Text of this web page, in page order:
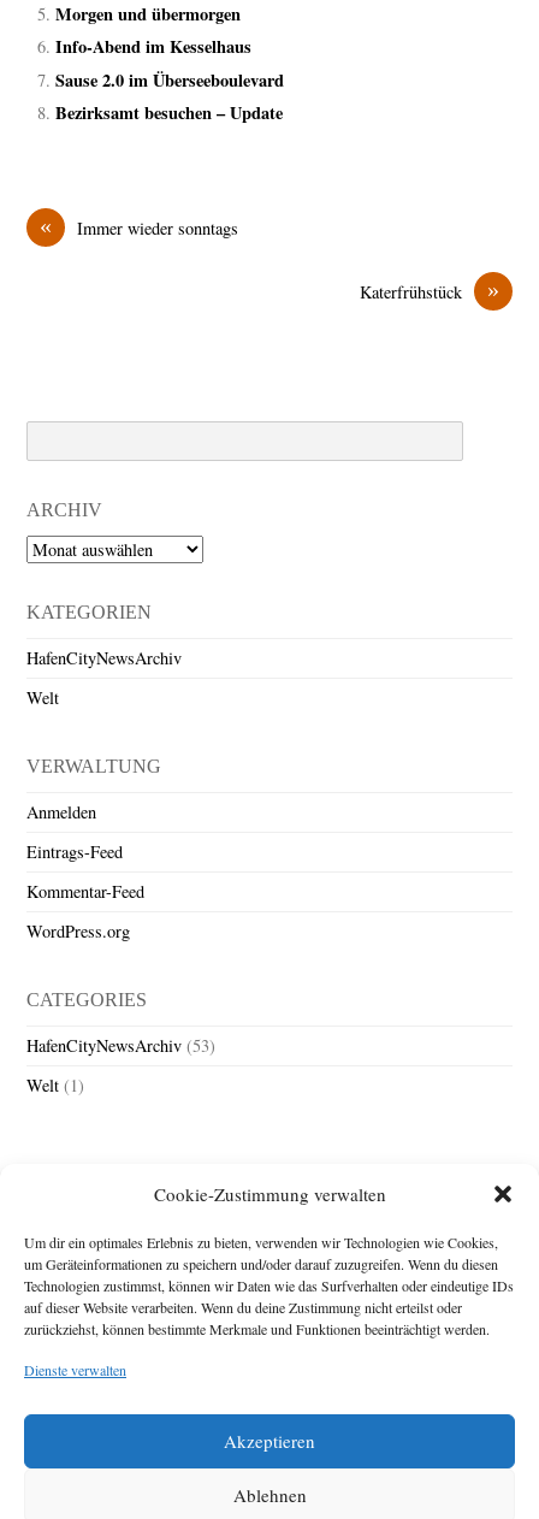
Cookie-Zustimmung verwalten
Um dir ein optimales Erlebnis zu bieten, verwenden wir Technologien wie Cookies,
um Geräteinformationen zu speichern und/oder darauf zuzugreifen. Wenn du diesen
Technologien zustimmst, können wir Daten wie das Surfverhalten oder eindeutige IDs
auf dieser Website verarbeiten. Wenn du deine Zustimmung nicht erteilst oder
zurückziehst, können bestimmte Merkmale und Funktionen beeinträchtigt werden.
Dienste verwalten
Akzeptieren
Ablehnen
Morgen und übermorgen
Info-Abend im Kesselhaus
Sause 2.0 im Überseeboulevard
Bezirksamt besuchen – Update
« Immer wieder sonntags
»
Katerfrühstück
ARCHIV
Archiv
KATEGORIEN
HafenCityNewsArchiv
Welt
VERWALTUNG
Anmelden
Eintrags-Feed
Kommentar-Feed
WordPress.org
CATEGORIES
HafenCityNewsArchiv (53)
Welt (1)
Impressum
Michael Baden,
Diese Webseite stellt
zehn Jahre der